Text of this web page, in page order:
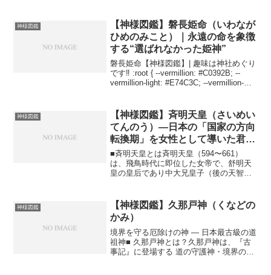
日本狼の神格化...
神様図鑑
【神様図鑑】磐長姫命（いわなが
ひめのみこと）｜永遠の命を象徴
する“選ばれなかった姫神”
磐長姫命【神様図鑑】| 趣味は神社めぐり
です‼ :root { --vermillion: #C0392B; --
vermillion-light: #E74C3C; --vermillion-
神様図鑑
【神様図鑑】斉明天皇（さいめい
てんのう）―日本の「国家の方向
転換期」を女性として導いた君主
―
■斉明天皇とは斉明天皇（594〜661）
は、飛鳥時代に即位した女帝で、舒明天
皇の皇后であり中大兄皇子（後の天智天
勢を見据えた積極政策により、極めて動
きの多い時代を切り開い...
神様図鑑
【神様図鑑】久那戸神（くなどの
かみ）
境界を守る厄除けの神 ― 日本最古級の道
祖神■ 久那戸神とは？久那戸神は、『古
事記』に登場する 道の守護神・境界の神